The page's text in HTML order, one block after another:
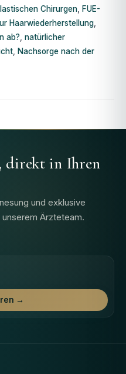
Chirurgen
FUE-
Haarwiederherstellung
ab? natürlicher
Nachsorge nach der
direkt in Ihren
und exklusive
Ärzteteam.
→